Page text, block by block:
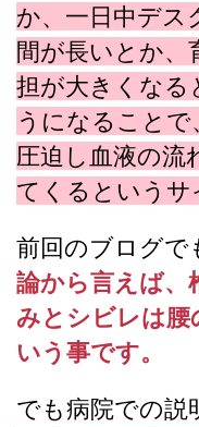
か、一日中デス
間が長いとか、
担が大きくなる
うになること
圧迫し血液の流
てくるというサ
前回のブログで
論から言えば、
みとシビレは腰
いう事です。
でも病院での説